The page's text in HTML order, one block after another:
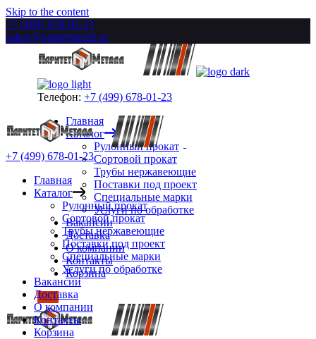
Skip to the content
+7 (499) 678-01-23
zakaz@paritetmetall.ru
Телефон: +7 (499) 678-01-23
Главная
Каталог
Рулонный прокат
Сортовой прокат
Трубы нержавеющие
Поставки под проект
Специальные марки
Услуги по обработке
Вакансии
Доставка
О компании
Контакты
Корзина
+7 (499) 678-01-23
Главная
Каталог
Рулонный прокат
Сортовой прокат
Трубы нержавеющие
Поставки под проект
Специальные марки
Услуги по обработке
Вакансии
Доставка
О компании
Контакты
Корзина